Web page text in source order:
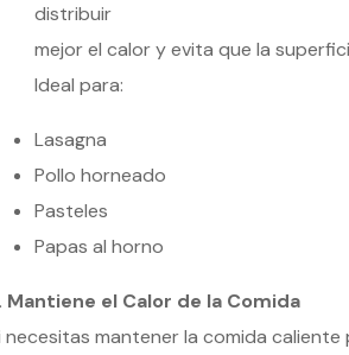
distribuir
mejor el calor y evita que la
Ideal para:
Lasagna
Pollo horneado
Pasteles
Papas al horno
Mantiene el Calor de la Comida
necesitas mantener la comida